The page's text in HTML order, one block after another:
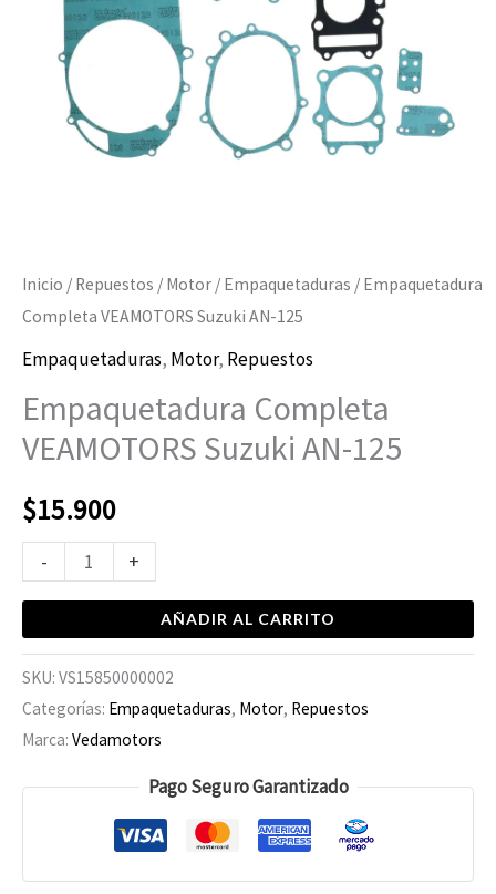
Inicio / Repuestos / Motor / Empaquetaduras / Empaquetadura
Completa VEAMOTORS Suzuki AN-125
Empaquetaduras, Motor, Repuestos
Empaquetadura Completa
VEAMOTORS Suzuki AN-125
$15.900
- +
AÑADIR AL CARRITO
SKU: VS15850000002
Categorías: Empaquetaduras, Motor, Repuestos
Marca: Vedamotors
Pago Seguro Garantizado